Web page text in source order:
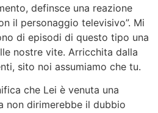
definsce una reazione
il personaggio televisivo”. Mi
di episodi di questo tipo una
nostre vite. Arricchita dalla
sito noi assumiamo che tu.
che Lei è venuta una
non dirimerebbe il dubbio